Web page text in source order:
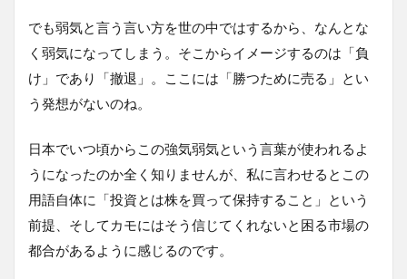
でも弱気と言う言い方を世の中ではするから、なんとな
く弱気になってしまう。そこからイメージするのは「負
け」であり「撤退」。ここには「勝つために売る」とい
う発想がないのね。
日本でいつ頃からこの強気弱気という言葉が使われるよ
うになったのか全く知りませんが、私に言わせるとこの
用語自体に「投資とは株を買って保持すること」という
前提、そしてカモにはそう信じてくれないと困る市場の
都合があるように感じるのです。